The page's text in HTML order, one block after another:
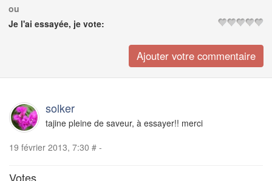
ou
Je l'ai essayée, je vote:
solker
tajine pleine de saveur, à essayer!! merci
19 février 2013, 7:30 # -
Votes